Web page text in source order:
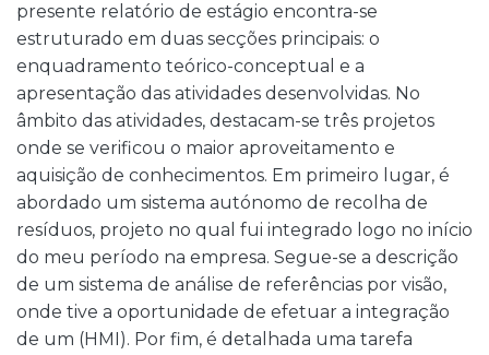
presente relatório de estágio encontra-se
estruturado em duas secções principais: o
enquadramento teórico-conceptual e a
apresentação das atividades desenvolvidas. No
âmbito das atividades, destacam-se três projetos
onde se verificou o maior aproveitamento e
aquisição de conhecimentos. Em primeiro lugar, é
abordado um sistema autónomo de recolha de
resíduos, projeto no qual fui integrado logo no início
do meu período na empresa. Segue-se a descrição
de um sistema de análise de referências por visão,
onde tive a oportunidade de efetuar a integração
de um (HMI). Por fim, é detalhada uma tarefa